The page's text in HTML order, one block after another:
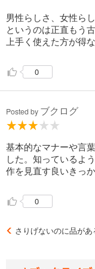
男性らしさ、女性ら
というのは正直もう古
上手く使えた方が得
0
Posted by ブクログ
基本的なマナーや言
した。知っているよ
作を見直す良いきっ
0
さりげないのに品が